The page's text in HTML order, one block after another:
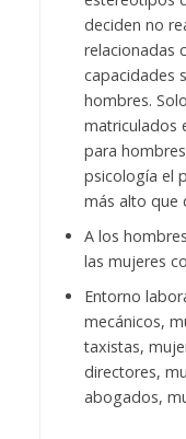
deciden no
relacionadas
capacidades
hombres.
matriculados
para
psicología el
más alto que
A los
las mujeres
Entorno
mecánicos,
taxistas,
directores,
abogados,